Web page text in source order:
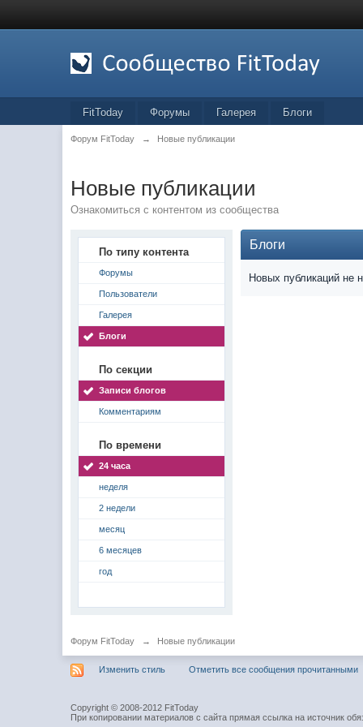
FitToday Форумы Галерея Блоги
Форум FitToday → Новые публикации
Новые публикации
Ознакомиться с контентом из сообщества
По типу контента
Форумы
Пользователи
Галерея
Блоги
По секции
Записи блогов
Комментариям
По времени
24 часа
неделя
2 недели
месяц
6 месяцев
год
Блоги
Новых публикаций не
Форум FitToday → Новые публикации
Изменить стиль Отметить все сообщения прочитанными
Copyright © 2008-2012 FitToday
При копировании материалов с сайта прямая ссылка на источник